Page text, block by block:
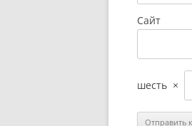
Сайт
шесть ×